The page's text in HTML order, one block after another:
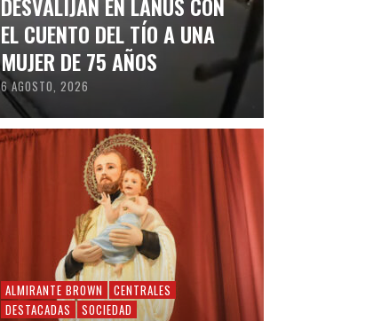
EL CUENTO DEL TÍO A UNA
MUJER DE 75 AÑOS
6 AGOSTO, 2026
ALMIRANTE BROWN
CENTRALES
DESTACADAS
SOCIEDAD